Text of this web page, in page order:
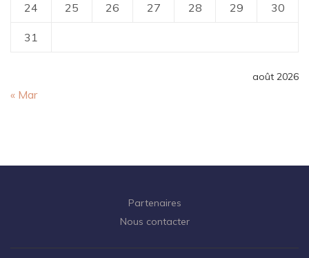
août 2026
24 25 26 27 28 29 30
31
« Mar
Partenaires
Nous contacter